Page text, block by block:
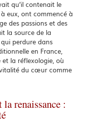
qu’il contenait le
eux, ont commencé à
des passions et des
la source de la
perdure dans
en France,
la réflexologie, où
vitalité du cœur comme
renaissance :